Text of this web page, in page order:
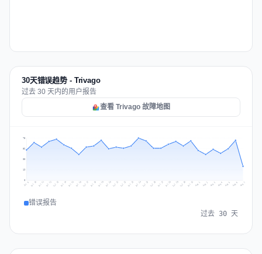
30天错误趋势 - Trivago
过去 30 天内的用户报告
查看 Trivago 故障地图
19
38
56
75
Jul 9 Jul 10 Jul 11 Jul 12 Jul 13 Jul 14 Jul 15 Jul 16 Jul 17 Jul 18 Jul 19 Jul 20 Jul 21 Jul 22 Jul 23 Jul 24 Jul 25 Jul 26 Jul 27 Jul 28 Jul 29 Jul 30 Jul 31 Aug 1 Aug 2 Aug 3 Aug 4 Aug 5 Aug 6 Aug 7
错误报告
过去 30 天